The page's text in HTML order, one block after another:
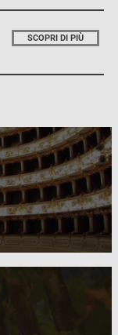
SCOPRI DI PIÙ